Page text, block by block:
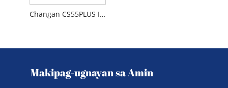
Changan CS55PLUS Ikalawang Henerasyon 1.5T Radiator
Makipag-ugnayan sa Amin